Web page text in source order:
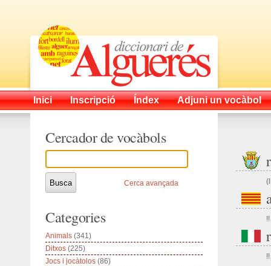
Inici Inscripció Índex Adjuni un vocàbol
!!
!!
Cercador de vocàbols
Cerca avançada
Categories
Animals (341)
Ditxos (225)
Jocs i jocàtolos (86)